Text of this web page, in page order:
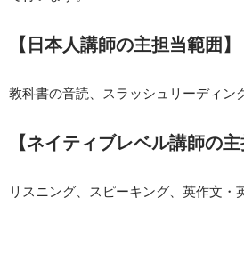
【日本人講師の主担当範囲】
教科書の音読、スラッシュリーディン
【ネイティブレベル講師の主
リスニング、スピーキング、英作文・